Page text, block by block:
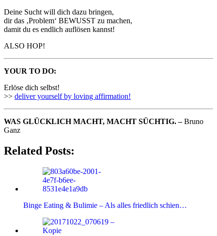
Deine Sucht will dich dazu bringen,
dir das ‚Problem‘ BEWUSST zu machen,
damit du es endlich auflösen kannst!
ALSO HOP!
YOUR TO DO:
Erlöse dich selbst!
>> deliver yourself by loving affirmation!
WAS GLÜCKLICH MACHT, MACHT SÜCHTIG. –Bruno
Ganz
Related Posts:
Binge Eating & Bulimie – Als alles friedlich schien…